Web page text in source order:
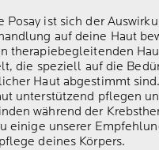
Posay ist sich der
auf deine Haut
therapiebegleitenden
die speziell auf die
Haut abgestimmt
unterstützend pflegen
während der
einige unserer
deines Körpers.